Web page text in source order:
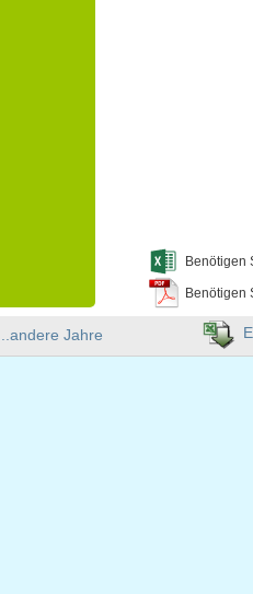
Benötigen
Benötigen
..andere Jahre